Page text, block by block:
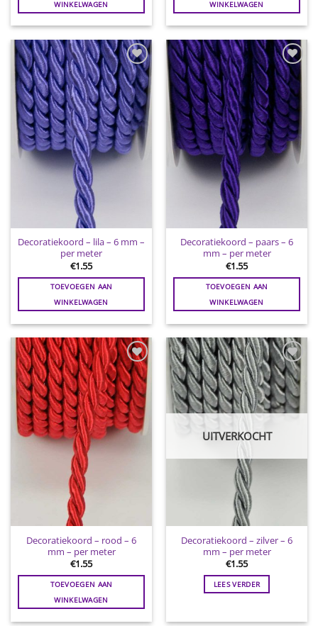
WINKELWAGEN WINKELWAGEN
Toevoegen
aan
wenslijst
Decoratiekoord – lila – 6 mm –
per meter
€1.55
TOEVOEGEN AAN
WINKELWAGEN
Toevoegen
aan
wenslijst
Decoratiekoord – paars – 6
mm – per meter
€1.55
TOEVOEGEN AAN
WINKELWAGEN
Toevoegen
aan
wenslijst
Decoratiekoord – rood – 6
mm – per meter
€1.55
TOEVOEGEN AAN
WINKELWAGEN
Toevoegen
aan
wenslijst
UITVERKOCHT
Decoratiekoord – zilver – 6
mm – per meter
€1.55
LEES VERDER